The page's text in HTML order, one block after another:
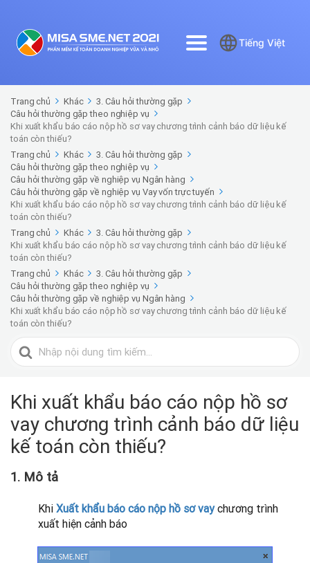
Tiếng Việt
Trang chủ Khác
3. Câu hỏi thường gặp
Câu hỏi thường gặp theo nghiệp vụ
Khi xuất khẩu báo cáo nộp hồ sơ vay chương trình cảnh báo dữ liệu kế
toán còn thiếu?
Trang chủ
Khác
3. Câu hỏi thường gặp
Câu hỏi thường gặp theo nghiệp vụ
Câu hỏi thường gặp về nghiệp vụ Ngân hàng
Câu hỏi thường gặp về nghiệp vụ Vay vốn trực tuyến
Khi xuất khẩu báo cáo nộp hồ sơ vay chương trình cảnh báo dữ liệu kế
toán còn thiếu?
Trang chủ
Khác
3. Câu hỏi thường gặp
Khi xuất khẩu báo cáo nộp hồ sơ vay chương trình cảnh báo dữ liệu kế
toán còn thiếu?
Trang chủ
Khác
3. Câu hỏi thường gặp
Câu hỏi thường gặp theo nghiệp vụ
Câu hỏi thường gặp về nghiệp vụ Ngân hàng
Khi xuất khẩu báo cáo nộp hồ sơ vay chương trình cảnh báo dữ liệu kế
toán còn thiếu?
Tìm
kiếm
Khi xuất khẩu báo cáo nộp hồ sơ
vay chương trình cảnh báo dữ liệu
kế toán còn thiếu?
1. Mô tả
Khi Xuất khẩu báo cáo nộp hồ sơ vay chương trình
xuất hiện cảnh báo